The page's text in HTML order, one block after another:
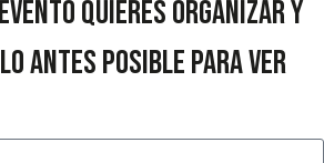
quieres organizar y
antes posible para ver